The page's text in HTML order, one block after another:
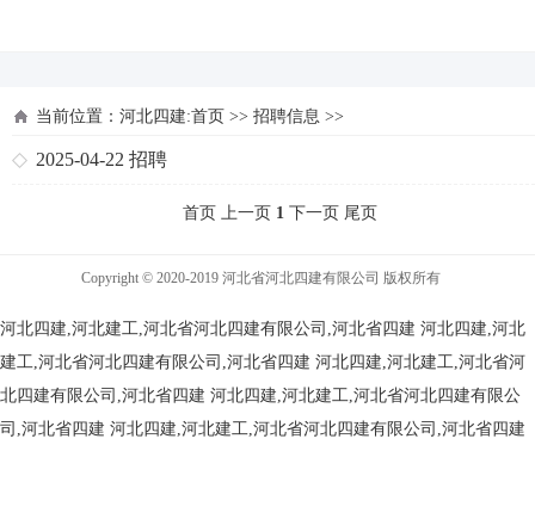
当前位置： 河北四建:首页 >> 招聘信息 >>
2025-04-22 招聘
首页 上一页 1 下一页 尾页
Copyright © 2020-2019 河北省河北四建有限公司 版权所有
河北四建,河北建工,河北省河北四建有限公司,河北省四建 河北四建,河北
建工,河北省河北四建有限公司,河北省四建 河北四建,河北建工,河北省河
北四建有限公司,河北省四建 河北四建,河北建工,河北省河北四建有限公
司,河北省四建 河北四建,河北建工,河北省河北四建有限公司,河北省四建